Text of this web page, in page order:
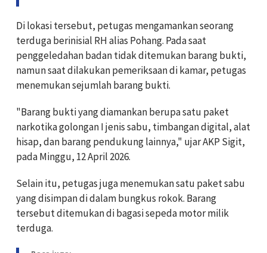
Di lokasi tersebut, petugas mengamankan seorang
terduga berinisial RH alias Pohang. Pada saat
penggeledahan badan tidak ditemukan barang bukti,
namun saat dilakukan pemeriksaan di kamar, petugas
menemukan sejumlah barang bukti.
"Barang bukti yang diamankan berupa satu paket
narkotika golongan I jenis sabu, timbangan digital, alat
hisap, dan barang pendukung lainnya," ujar AKP Sigit,
pada Minggu, 12 April 2026.
Selain itu, petugas juga menemukan satu paket sabu
yang disimpan di dalam bungkus rokok. Barang
tersebut ditemukan di bagasi sepeda motor milik
terduga.